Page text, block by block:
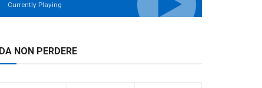
Currently Playing
DA NON PERDERE